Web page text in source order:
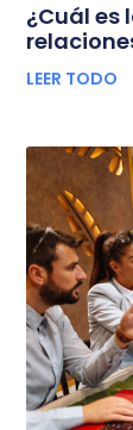
¿Cuál es
LEER TODO